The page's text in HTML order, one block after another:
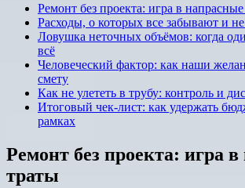
Ремонт без проекта: игра в
Расходы, о которых все забывают и
Ловушка неточных объёмов: когда
всё
Человеческий фактор: как наши
смету
Как не улететь в трубу: контроль и
Итоговый чек-лист: как удержать
рамках
Ремонт без проекта: игра
траты